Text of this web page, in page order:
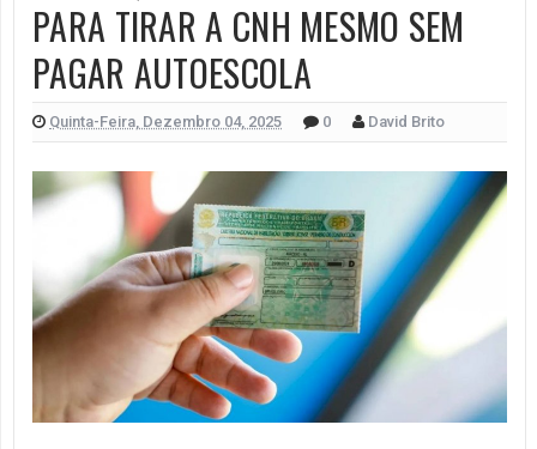
PARA TIRAR A CNH MESMO SEM
PAGAR AUTOESCOLA
Quinta-Feira, Dezembro 04, 2025 0 David Brito